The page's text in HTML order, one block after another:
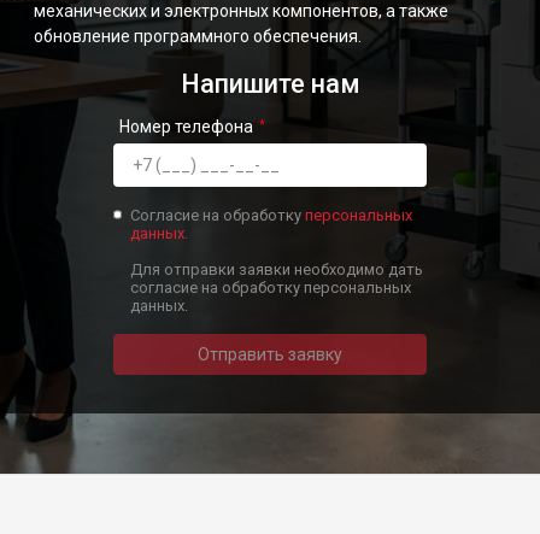
механических и электронных компонентов, а также
обновление программного обеспечения.
Напишите нам
Номер телефона
Согласие на обработку персональных
данных.
Для отправки заявки необходимо дать
согласие на обработку персональных
данных.
Отправить заявку